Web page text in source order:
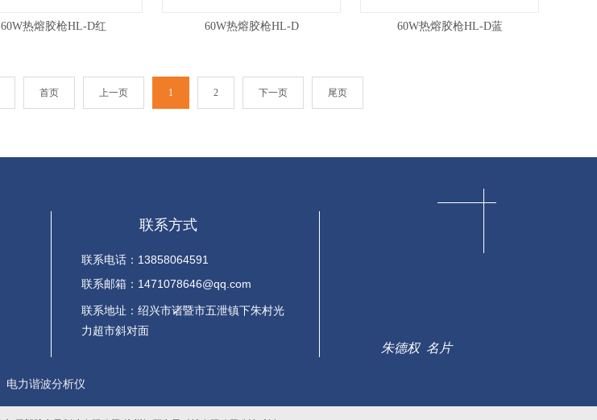
60W热熔胶枪HL-D红 60W热熔胶枪HL-D 60W热熔胶枪HL-D蓝
首页 上一页 1 2 下一页 尾页
联系方式
联系电话：13858064591
联系邮箱：1471078646@qq.com
联系地址： 绍兴市诸暨市五泄镇下朱村光
力超市斜对面
朱德权 名片
电力谐波分析仪